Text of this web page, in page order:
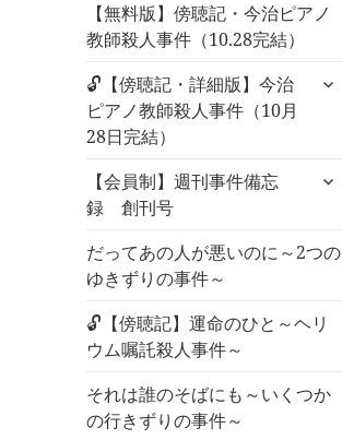
【無料版】傍聴記・今治ピアノ
教師殺人事件（10.28完結）
🔓【傍聴記・詳細版】今治
ピアノ教師殺人事件（10月
28日完結）
サ
ュ
展
【会員制】週刊事件備忘
録 創刊号
サ
ニ
を
だってあの人が悪いのに～2つの
ゆきずりの事件～
🔓【傍聴記】運命のひと～ヘリ
ウム嘱託殺人事件～
それは誰のそばにも～いくつか
の行きずりの事件～